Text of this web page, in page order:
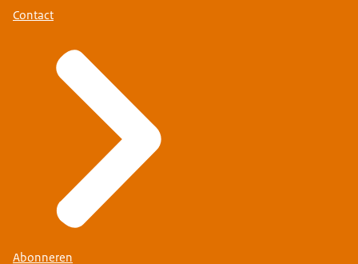
Contact
Abonneren